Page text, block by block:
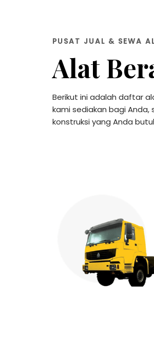
PUSAT JUAL & SEWA
Alat
Berikut ini adalah daftar
kami sediakan bagi Anda,
konstruksi yang Anda